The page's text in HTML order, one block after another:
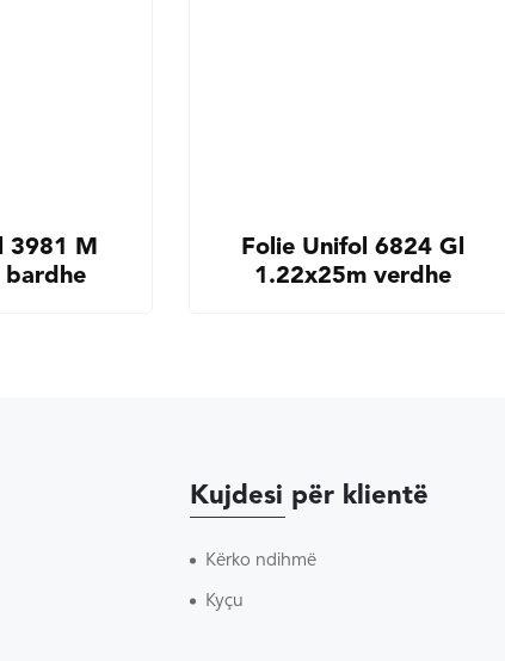
3981 M
bardhe
Folie Unifol 6824 Gl
1.22x25m verdhe
Kujdesi për klientë
Kërko ndihmë
Kyçu